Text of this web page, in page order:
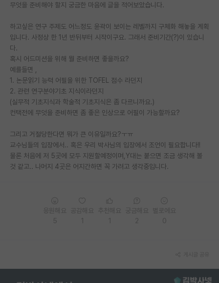
인문사회 계열 게시판
특수/전문대학원 게시판
장학금/장학생 게시판
학술 정보 게시판
홍보 게시판
유학교육
이벤트
무엇을 준비해야 할지 궁금한 마음에 글을 적어보았습니다.
하고싶은 연구 주제도 어느정도 윤곽이 보이는 레벨까지 구체화 해놓을 계획
입니다. 사정상 한 1년 반뒤부터 시작이구요. 그래서 준비기간(?)이 있습니
다.
혹시 어드미션을 위해 뭘 준비하면 좋을까요?
예를들면 ,
1. 논문읽기 능력 어필을 위한 TOFEL 점수 라던지
2. 관련 연구분야기초 지식이라던지
(실무적 기초지식과 학술적 기초지식은 좀 다르니까요.)
컨택전에 무엇을 준비하면 좀 좋은 인상으로 어필이 가능할까요?
그리고 거절당한다면 뭐가 큰 이유일까요?ㅜㅠ
교수님들의 입장에서.. 혹은 우리 박사님의 입장에서 조언이 필요합니다!!
물론 처음에 저 5곳에 모두 지원할예정이며,Y대는 붙으면 조금 생각해 볼
것 같고.. 나머지 4곳은 어지간하면 꼭 가려고 생각중입니다.